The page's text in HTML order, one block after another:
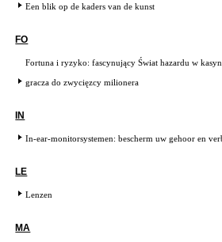
Een blik op de kaders van de kunst
FO
Fortuna i ryzyko: fascynujący Świat hazardu w
gracza do zwycięzcy milionera
IN
In-ear-monitorsystemen: bescherm uw gehoor en
LE
Lenzen
MA